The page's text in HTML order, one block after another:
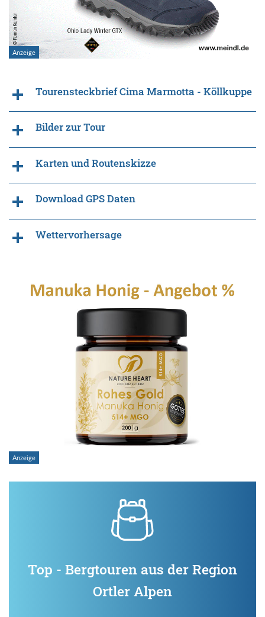
Tourensteckbrief Cima Marmotta - Köllkuppe
Bilder zur Tour
Karten und Routenskizze
Download GPS Daten
Wettervorhersage
Top - Bergtouren aus der Region
Ortler Alpen